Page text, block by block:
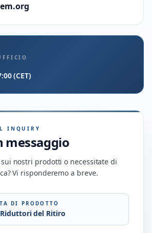
(CET)
INQUIRY
messaggio
nostri prodotti o necessitate di
Vi risponderemo a breve.
DI PRODOTTO
del Ritiro